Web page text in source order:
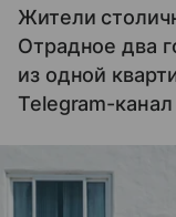
Жители
Отрадное два
из одной
Telegram-